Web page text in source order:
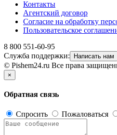
Контакты
Агентский договор
Согласие на обработку
Пользовательское
8 800 551-60-95
Служба поддержки:
Написать нам
© Pishem24.ru Все права
×
Обратная связь
Спросить Пожаловаться